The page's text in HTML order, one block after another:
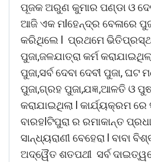
ପୂଜକ ଅରୁଣ କୁମାର ପଣ୍ଡା ଓ
ଆଜି ଏକ ମlହେନ୍ଦ୍ର ବେଳାରେ
କରିଥିଲେ l ପ୍ରଥମେ
ପୁଜା,ଜଳଯାତ୍ରା କର୍ମ
ପୁଜା,ସର୍ବ ଦେବା ଦେବୀ ପୁଜା, ଘଟ
ପୁଜା,ଗ୍ରହ ପୁଜା,ଯଜ୍ଞ,ଆଳତି ଓ
କରାଯାଇଥିଲା l କାର୍ଯ୍ୟକ୍ରମ
ବାରହlଟିପୁରା ର ରମାକାନ୍ତ
ସାନ୍ଧ୍ୟରାଣୀ ବେହେରା l ବାବା
ଅଦ୍ୱୈତ ଶତପଥୀ ସର୍ବ